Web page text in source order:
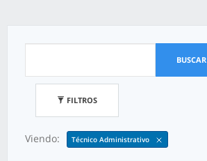
BUSCAR
FILTROS
Viendo: Técnico Administrativo